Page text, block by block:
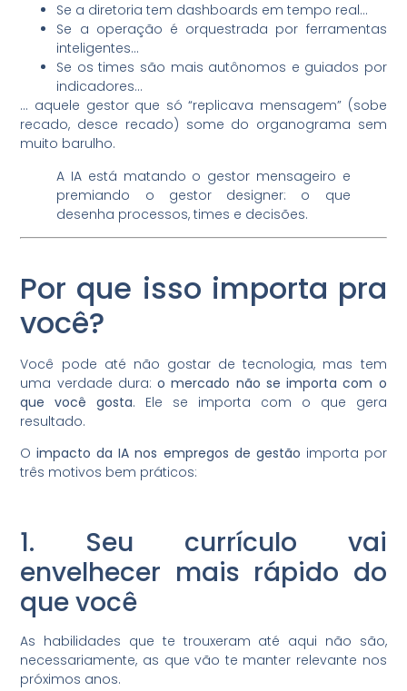
Se a diretoria tem dashboards em tempo real…
Se a operação é orquestrada por ferramentas
inteligentes…
Se os times são mais autônomos e guiados por
indicadores…
… aquele gestor que só “replicava mensagem” (sobe
recado, desce recado) some do organograma sem
muito barulho.
A IA está matando o gestor mensageiro e
premiando o gestor designer: o que
desenha processos, times e decisões.
Por que isso importa pra
você?
Você pode até não gostar de tecnologia, mas tem
uma verdade dura:o mercado não se importa com o
que você gosta. Ele se importa com o que gera
resultado.
Oimpacto da IA nos empregos de gestão importa por
três motivos bem práticos:
1. Seu currículo vai
envelhecer mais rápido do
que você
As habilidades que te trouxeram até aqui não são,
necessariamente, as que vão te manter relevante nos
próximos anos.